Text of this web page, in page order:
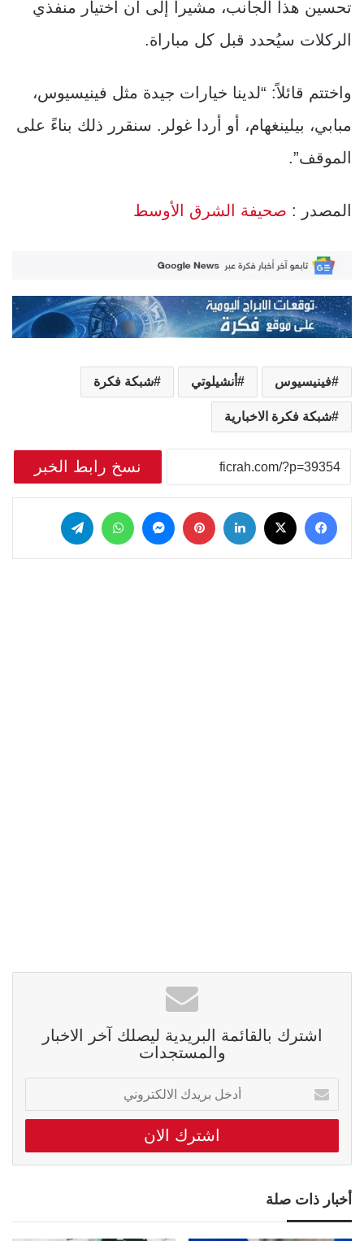
تحسين هذا الجانب، مشيراً إلى أن اختيار منفذي
الركلات سيُحدد قبل كل مباراة.
واختتم قائلاً: “لدينا خيارات جيدة مثل فينيسيوس،
مبابي، بيلينغهام، أو أردا غولر. سنقرر ذلك بناءً على
الموقف”.
المصدر : صحيفة الشرق الأوسط
فينيسيوس أنشيلوتي شبكة فكرة
شبكة فكرة الاخبارية
نسخ رابط الخبر
فيسبوك لينكدإن بينتيريست
ماسنجر واتساب
اشترك بالقائمة البريدية ليصلك آخر الاخبار
والمستجدات
أدخل
بريدك
الالكتروني
أخبار ذات صلة